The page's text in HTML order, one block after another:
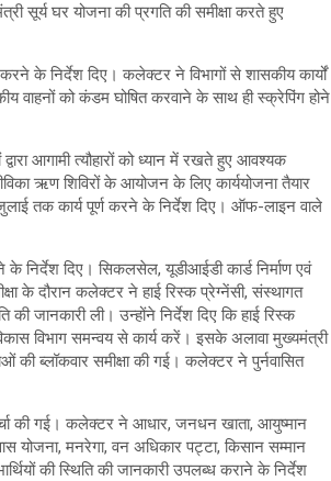
सूर्य घर योजना की प्रगति की समीक्षा करते हुए
के निर्देश दिए। कलेक्टर ने विभागों से शासकीय कार्यों
वाहनों को कंडम घोषित करवाने के साथ ही स्क्रेपिंग होने
आगामी त्यौहारों को ध्यान में रखते हुए आवश्यक
ऋण शिविरों के आयोजन के लिए कार्ययोजना तैयार
तक कार्य पूर्ण करने के निर्देश दिए। ऑफ-लाइन वाले
निर्देश दिए। सिकलसेल, यूडीआईडी कार्ड निर्माण एवं
के दौरान कलेक्टर ने हाई रिस्क प्रेग्नेंसी, संस्थागत
जानकारी ली। उन्होंने निर्देश दिए कि हाई रिस्क
विभाग समन्वय से कार्य करें। इसके अलावा मुख्यमंत्री
की ब्लॉकवार समीक्षा की गई। कलेक्टर ने पुर्नवासित
की गई। कलेक्टर ने आधार, जनधन खाता, आयुष्मान
योजना, मनरेगा, वन अधिकार पट्टा, किसान सम्मान
की स्थिति की जानकारी उपलब्ध कराने के निर्देश